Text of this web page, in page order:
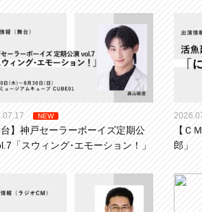
NEW
台】神戸セーラーボーイズ定期公
「スウィング･エモーション！」
【Ｃ
郎」